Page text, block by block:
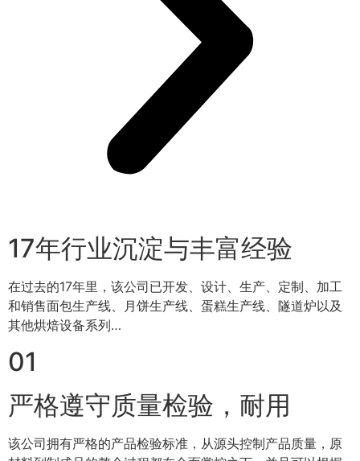
17年行业沉淀与丰富经验
在过去的17年里，该公司已开发、设计、生产、定制、加工
和销售面包生产线、月饼生产线、蛋糕生产线、隧道炉以及
其他烘焙设备系列…
01
严格遵守质量检验，耐用
该公司拥有严格的产品检验标准，从源头控制产品质量，原